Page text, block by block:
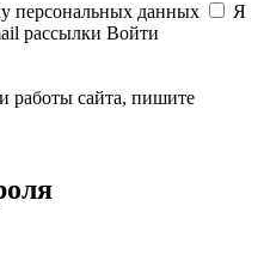
персональных данных
Я
рассылки Войти
работы сайта, пишите